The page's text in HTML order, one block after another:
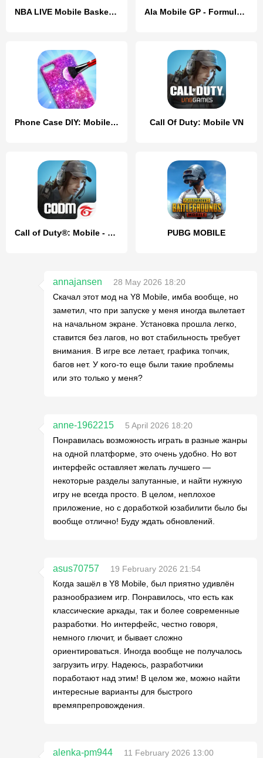
NBA LIVE Mobile Basketball Ala Mobile GP - Formula racing
Phone Case DIY: Mobile Cover Call Of Duty: Mobile VN
Call of Duty®: Mobile - Garena PUBG MOBILE
annajansen
28 May 2026 18:20
Скачал этот мод на Y8 Mobile, имба вообще, но
заметил, что при запуске у меня иногда вылетает
на начальном экране. Установка прошла легко,
ставится без лагов, но вот стабильность требует
внимания. В игре все летает, графика топчик,
багов нет. У кого-то еще были такие проблемы
или это только у меня?
anne-1962215
5 April 2026 18:20
Понравилась возможность играть в разные жанры
на одной платформе, это очень удобно. Но вот
интерфейс оставляет желать лучшего —
некоторые разделы запутанные, и найти нужную
игру не всегда просто. В целом, неплохое
приложение, но с доработкой юзабилити было бы
вообще отлично! Буду ждать обновлений.
asus70757
19 February 2026 21:54
Когда зашёл в Y8 Mobile, был приятно удивлён
разнообразием игр. Понравилось, что есть как
классические аркады, так и более современные
разработки. Но интерфейс, честно говоря,
немного глючит, и бывает сложно
ориентироваться. Иногда вообще не получалось
загрузить игру. Надеюсь, разработчики
поработают над этим! В целом же, можно найти
интересные варианты для быстрого
времяпрепровождения.
alenka-pm944
11 February 2026 13:00